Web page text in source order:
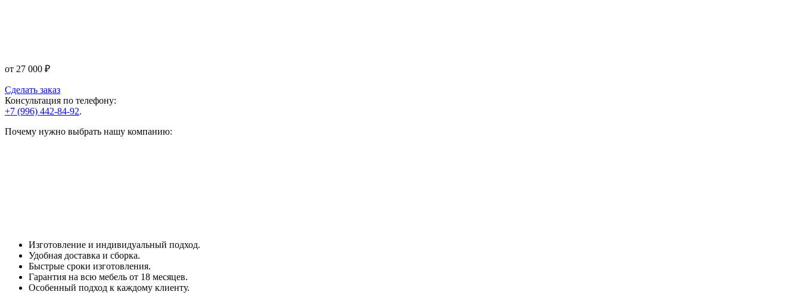
от 27 000 ₽
Сделать заказ
Консультация по телефону:
+7 (996) 442-84-92.
Почему нужно выбрать нашу компанию:
Изготовление и индивидуальный подход.
Удобная доставка и сборка.
Быстрые сроки изготовления.
Гарантия на всю мебель от 18 месяцев.
Особенный подход к каждому клиенту.